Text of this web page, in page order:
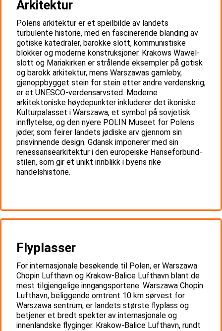
Arkitektur
Polens arkitektur er et speilbilde av landets
turbulente historie, med en fascinerende blanding av
gotiske katedraler, barokke slott, kommunistiske
blokker og moderne konstruksjoner. Krakows Wawel-
slott og Mariakirken er strålende eksempler på gotisk
og barokk arkitektur, mens Warszawas gamleby,
gjenoppbygget stein for stein etter andre verdenskrig,
er et UNESCO-verdensarvsted. Moderne
arkitektoniske høydepunkter inkluderer det ikoniske
Kulturpalasset i Warszawa, et symbol på sovjetisk
innflytelse, og den nyere POLIN Museet for Polens
jøder, som feirer landets jødiske arv gjennom sin
prisvinnende design. Gdansk imponerer med sin
renessansearkitektur i den europeiske Hanseforbund-
stilen, som gir et unikt innblikk i byens rike
handelshistorie.
Flyplasser
For internasjonale besøkende til Polen, er Warszawa
Chopin Lufthavn og Krakow-Balice Lufthavn blant de
mest tilgjengelige inngangsportene. Warszawa Chopin
Lufthavn, beliggende omtrent 10 km sørvest for
Warszawa sentrum, er landets største flyplass og
betjener et bredt spekter av internasjonale og
innenlandske flyginger. Krakow-Balice Lufthavn, rundt